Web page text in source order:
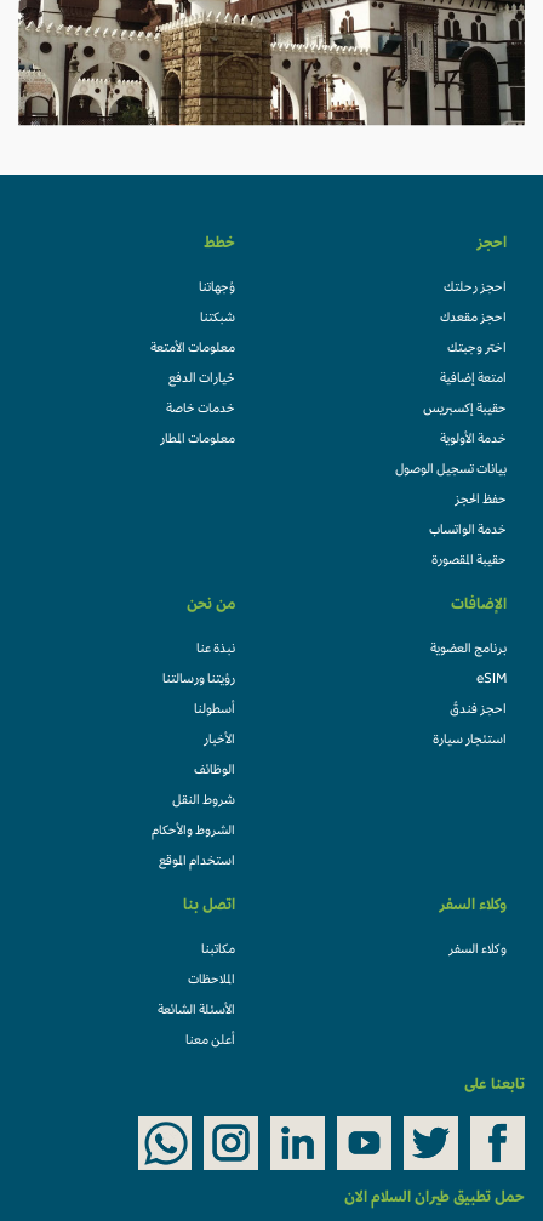
احجز
احجز رحلتك
احجز مقعدك
اختر وجبتك
امتعة إضافية
حقيبة إكسبريس
خدمة الأولوية
بيانات تسجيل الوصول
حفظ الحجز
خدمة الواتساب
حقيبة المقصورة
خطط
وُجهاتنا
شبكتنا
معلومات الأمتعة
خيارات الدفع
خدمات خاصة
معلومات المطار
الإضافات
برنامج العضوية
eSIM
احجز فندقً
استئجار سيارة
من نحن
نبذة عنا
رؤيتنا ورسالتنا
أسطولنا
الأخبار
الوظائف
شروط النقل
الشروط والأحكام
استخدام الموقع
وكلاء السفر
وكلاء السفر
اتصل بنا
مكاتبنا
الملاحظات
الأسئلة الشائعة
أعلن معنا
تابعنا على
حمل تطبيق طيران السلام الان